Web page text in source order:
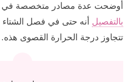
أوضحت عدة مصادر متخصصة في
بالتفصيل أنه حتى في فصل الشتاء
تتجاوز درجة الحرارة القصوى هذه.